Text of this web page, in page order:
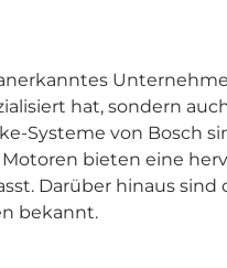
hat, sondern
Systeme von Bosch
bieten eine
Darüber hinaus
bekannt.